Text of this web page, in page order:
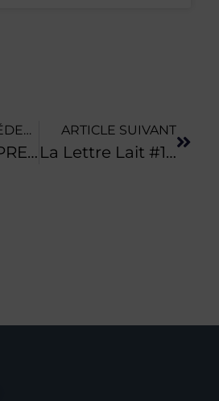
ARTICLE PRÉCÉDENT
RESULTATS PRELIMINAIRES DE L’ENQUÊTE ORGANIC-PLUS SUR LES ELEVAGES BIOLOGIQUES FRANCAIS
ARTICLE SUIVANT
La Lettre Lait #14 Est Sortie